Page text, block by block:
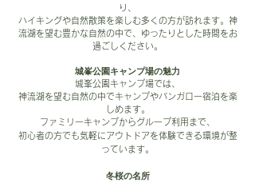
り、
ハイキングや自然散策を楽しむ多くの方が訪れます。 神
流湖を望む豊かな自然の中で、ゆったりとした時間をお
過ごしください。
城峯公園キャンプ場の魅力
城峯公園キャンプ場では、
神流湖を望む自然の中でキャンプやバンガロー宿泊を楽
しめます。
ファミリーキャンプからグループ利用まで、
初心者の方でも気軽にアウトドアを体験できる環境が整
っています。
冬桜の名所